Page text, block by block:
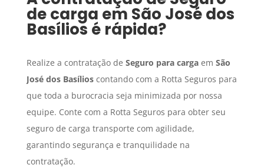
de carga em São José dos
Basílios é rápida?
Realize a contratação de Seguro para cargaem São
José dos Basílioscontando com a Rotta Seguros para
que toda a burocracia seja minimizada por nossa
equipe. Conte com a Rotta Seguros para obter seu
seguro de carga transporte com agilidade,
garantindo segurança e tranquilidade na
contratação.